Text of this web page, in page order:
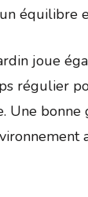
équilibre
joue
régulier
Une bonne